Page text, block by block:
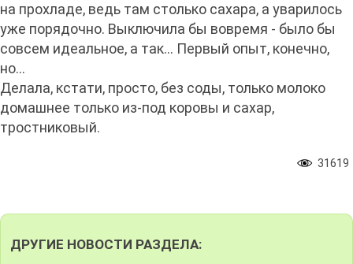
на прохладе, ведь там столько сахара, а уварилось
уже порядочно. Выключила бы вовремя - было бы
совсем идеальное, а так... Первый опыт, конечно,
но...
Делала, кстати, просто, без соды, только молоко
домашнее только из-под коровы и сахар,
тростниковый.
31619
ДРУГИЕ НОВОСТИ РАЗДЕЛА: